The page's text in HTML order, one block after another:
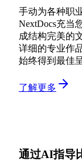
手动为各种职
NextDocs充当
成结构完美的
详细的专业作
始终得到最佳
了解更多
通过AI指导